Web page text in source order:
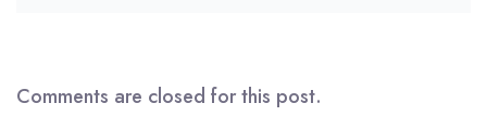
Comments are closed for this post.